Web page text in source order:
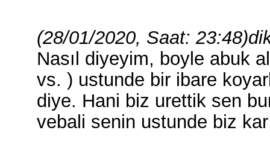
(28/01/2020, Saat: 23:48)
Nasıl diyeyim, boyle abuk
vs. ) ustunde bir ibare
diye. Hani biz urettik sen
vebali senin ustunde biz